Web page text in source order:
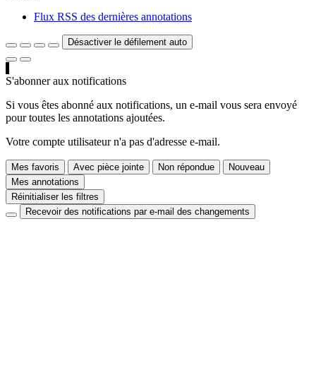
Flux RSS des dernières annotations
Désactiver le défilement auto
S'abonner aux notifications
Si vous êtes abonné aux notifications, un e-mail vous sera envoyé
pour toutes les annotations ajoutées.
Votre compte utilisateur n'a pas d'adresse e-mail.
Mes favoris Avec pièce jointe Non répondue
Nouveau
Mes annotations
Réinitialiser les filtres
Recevoir des notifications par e-mail des changements